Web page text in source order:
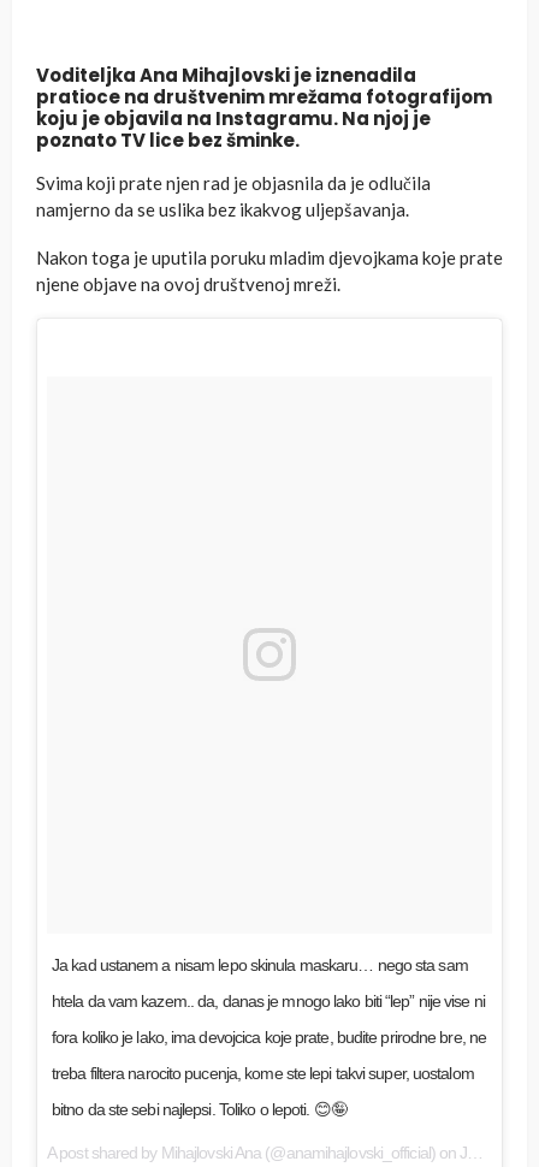
VoditeljkaAna Mihajlovskije iznenadila
pratioce na društvenim mrežama fotografijom
koju je objavila na Instagramu. Na njoj je
poznato TV lice bez šminke.
Svima koji prate njen rad je objasnila da je odlučila
namjerno da se uslika bez ikakvog uljepšavanja.
Nakon toga je uputila poruku mladim djevojkama koje prate
njene objave na ovoj društvenoj mreži.
Ja kad ustanem a nisam lepo skinula maskaru… nego sta sam
htela da vam kazem.. da, danas je mnogo lako biti “lep” nije vise ni
fora koliko je lako, ima devojcica koje prate, budite prirodne bre, ne
treba filtera narocito pucenja, kome ste lepi takvi super, uostalom
bitno da ste sebi najlepsi. Toliko o lepoti. 😊🤪
A post shared by Mihajlovski Ana (@anamihajlovski_official) onJan 29, 2018 at 1:32am PST